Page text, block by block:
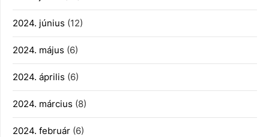
2024. június (12)
2024. május (6)
2024. április (6)
2024. március (8)
2024. február (6)